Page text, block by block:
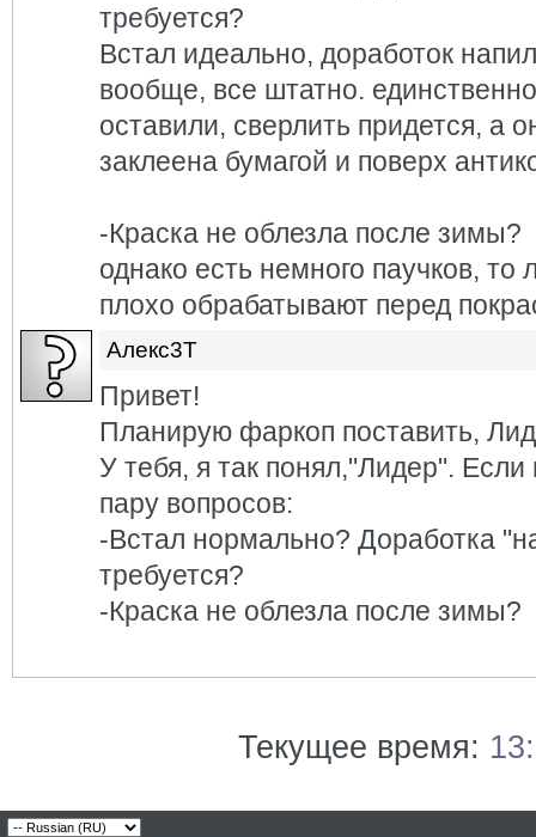
требуется?
Встал идеально, доработок
вообще, все штатно.
оставили, сверлить придется, а
заклеена бумагой и поверх
-Краска не облезла после зимы?
однако есть немного паучков, то
плохо обрабатывают перед
Алекс3Т
Привет!
Планирую фаркоп поставить,
У тебя, я так понял,"Лидер". Если
пару вопросов:
-Встал нормально? Доработка
требуется?
-Краска не облезла после зимы?
Текущее время: